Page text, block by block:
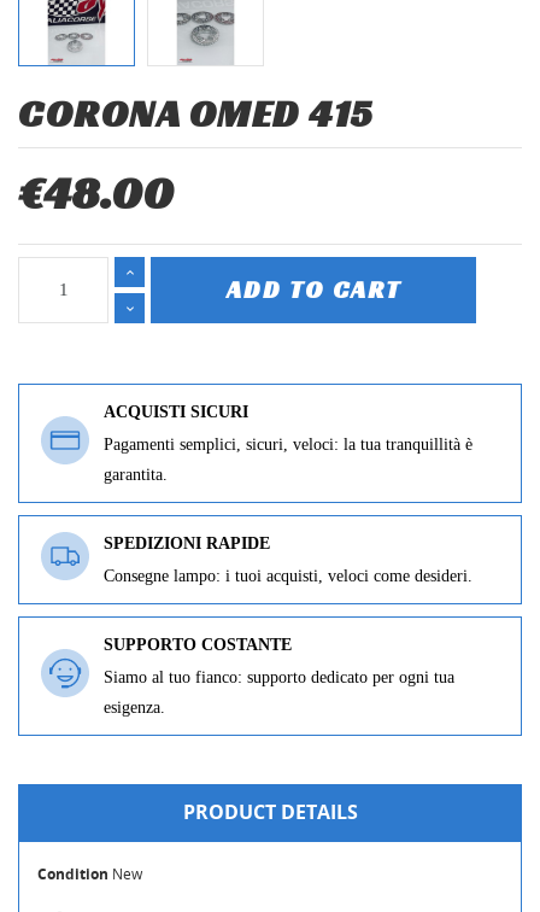
CORONA OMED 415
€48.00
ADD TO CART
ACQUISTI SICURI
Pagamenti semplici, sicuri, veloci: la tua tranquillità è
garantita.
SPEDIZIONI RAPIDE
Consegne lampo: i tuoi acquisti, veloci come desideri.
SUPPORTO COSTANTE
Siamo al tuo fianco: supporto dedicato per ogni tua
esigenza.
PRODUCT DETAILS
Condition New
CREATE WISHLIST